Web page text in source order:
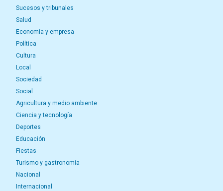
Sucesos y tribunales
Salud
Economía y empresa
Política
Cultura
Local
Sociedad
Social
Agricultura y medio ambiente
Ciencia y tecnología
Deportes
Educación
Fiestas
Turismo y gastronomía
Nacional
Internacional